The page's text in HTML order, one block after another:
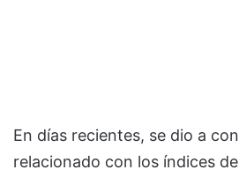
En días recientes, se dio a
relacionado con los índices de